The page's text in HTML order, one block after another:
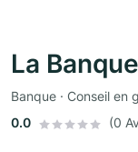
La
0.0
(0